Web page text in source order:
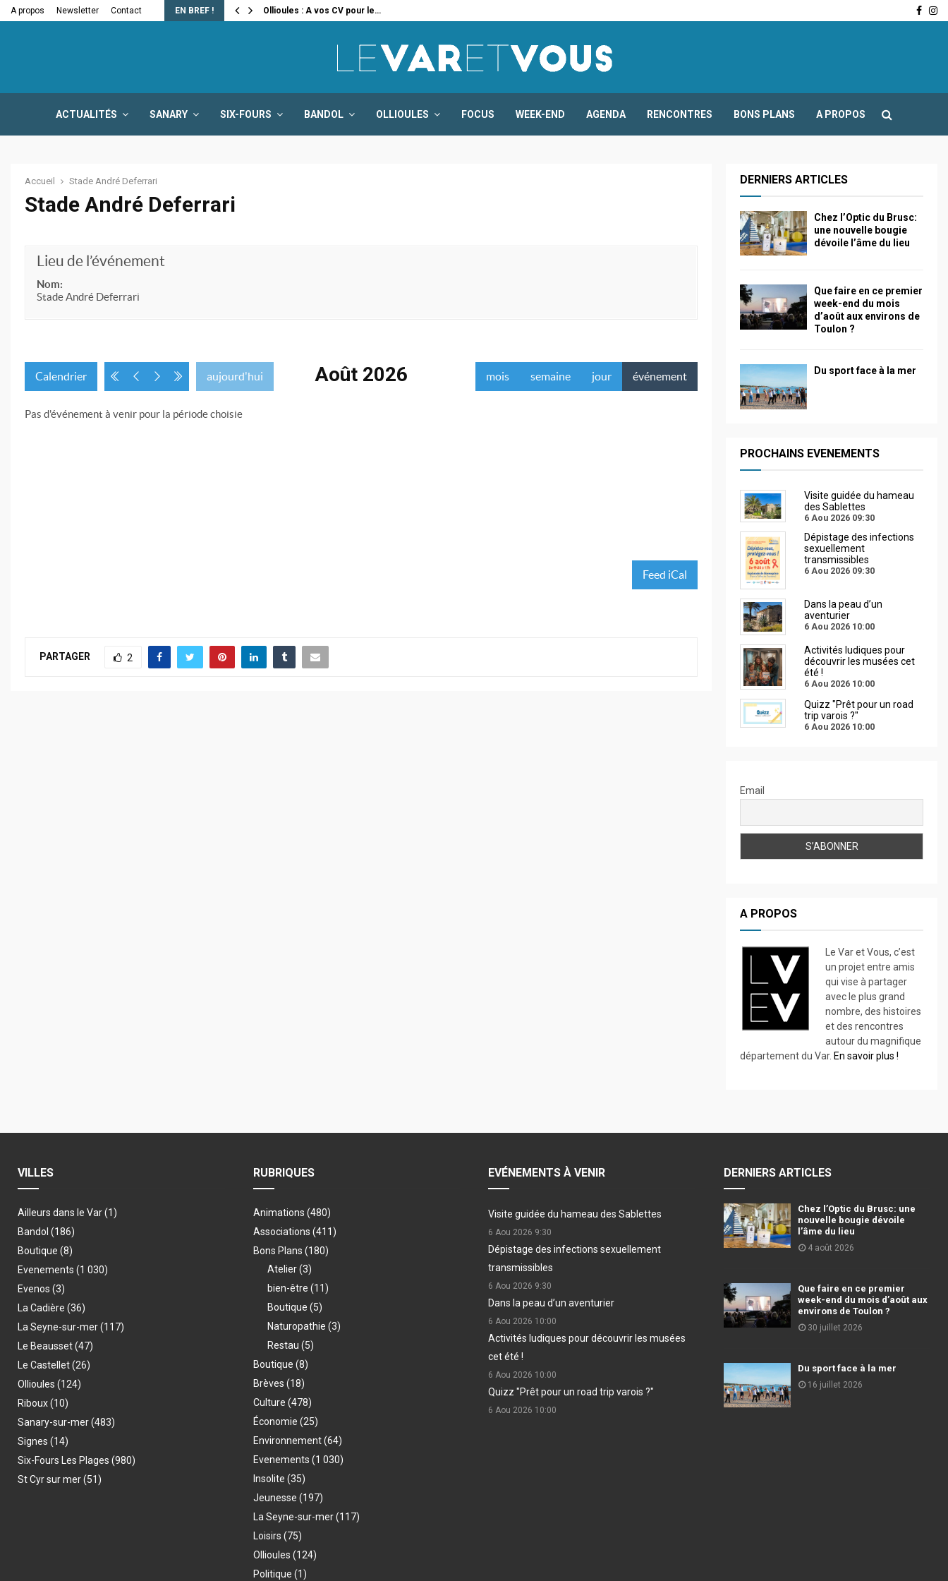
A propos Newsletter Contact EN BREF !
la fermeture… Ollioules : A vos CV pour le…
ACTUALITÉS SANARY SIX-FOURS BANDOL OLLIOULES FOCUS WEEK-END AGENDA RENCONTRES BONS PLANS A PROPOS
Accueil Stade André Deferrari
Stade André Deferrari
Lieu de l’événement
Nom:
Stade André Deferrari
Août 2026
Calendrier aujourd'hui mois semaine jour événement
Pas d'événement à venir pour la période choisie
Feed iCal
PARTAGER 2
DERNIERS ARTICLES
Chez l’Optic du Brusc:
une nouvelle bougie
dévoile l’âme du lieu
Que faire en ce premier
week-end du mois
d’août aux environs de
Toulon ?
Du sport face à la mer
PROCHAINS EVENEMENTS
Visite guidée du hameau
des Sablettes
6 Aou 2026 09:30
Dépistage des infections
sexuellement
transmissibles
6 Aou 2026 09:30
Dans la peau d’un
aventurier
6 Aou 2026 10:00
Activités ludiques pour
découvrir les musées cet
été !
6 Aou 2026 10:00
Quizz "Prêt pour un road
trip varois ?"
6 Aou 2026 10:00
Email
A PROPOS
Le Var et Vous, c’est
un projet entre amis
qui vise à partager
avec le plus grand
nombre, des histoires
et des rencontres
autour du magnifique
département du Var. En savoir plus !
VILLES
Ailleurs dans le Var(1)
Bandol (186)
Boutique (8)
Evenements (1 030)
Evenos (3)
La Cadière (36)
La Seyne-sur-mer(117)
Le Beausset(47)
Le Castellet(26)
Ollioules (124)
Riboux(10)
Sanary-sur-mer(483)
Signes (14)
Six-Fours Les Plages (980)
St Cyr sur mer(51)
RUBRIQUES
Animations (480)
Associations (411)
Bons Plans (180)
Atelier(3)
bien-être (11)
Boutique (5)
Naturopathie (3)
Restau (5)
Boutique (8)
Brèves (18)
Culture (478)
Économie (25)
Environnement(64)
Evenements (1 030)
Insolite (35)
Jeunesse (197)
La Seyne-sur-mer(117)
Loisirs (75)
Ollioules (124)
Politique (1)
EVÉNEMENTS À VENIR
Visite guidée du hameau des Sablettes
6 Aou 2026 9:30
Dépistage des infections sexuellement
transmissibles
6 Aou 2026 9:30
Dans la peau d’un aventurier
6 Aou 2026 10:00
Activités ludiques pour découvrir les musées
cet été !
6 Aou 2026 10:00
Quizz "Prêt pour un road trip varois ?"
6 Aou 2026 10:00
DERNIERS ARTICLES
Chez l’Optic du Brusc: une
nouvelle bougie dévoile
l’âme du lieu
4 août 2026
Que faire en ce premier
week-end du mois d’août aux
environs de Toulon ?
30 juillet 2026
Du sport face à la mer
16 juillet 2026